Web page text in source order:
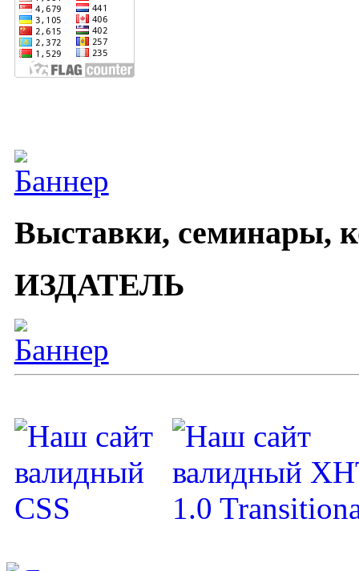
Выставки, семинары,
ИЗДАТЕЛЬ